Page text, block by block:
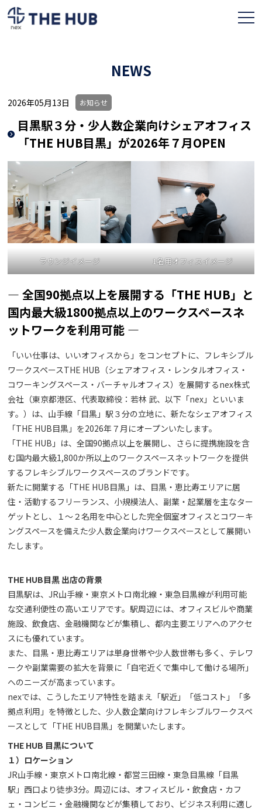
TOPページ
利用プラン
契約フロー
よくある質問
人気のオフィス
NEWS
2026年05月13日 お知らせ
目黒駅３分・少人数企業向けシェアオフィス
「THE HUB目黒」が2026年７月OPEN
ラウンジイメージ 1名用オフィスイメージ
― 全国90拠点以上を展開する「THE HUB」と
国内最大級1800拠点以上のワークスペースネ
ットワークを利用可能 ―
「いい仕事は、いいオフィスから」をコンセプトに、フレキシブル
ワークスペースTHE HUB（シェアオフィス・レンタルオフィス・
コワーキングスペース・バーチャルオフィス）を展開するnex株式
会社（東京都港区、代表取締役：若林 武、以下「nex」といいま
す。）は、山手線「目黒」駅３分の立地に、新たなシェアオフィス
「THE HUB目黒」を2026年７月にオープンいたします。
「THE HUB」は、全国90拠点以上を展開し、さらに提携施設を含
む国内最大級1,800か所以上のワークスペースネットワークを提供
するフレキシブルワークスペースのブランドです。
新たに開業する「THE HUB目黒」は、目黒・恵比寿エリアに居
住・活動するフリーランス、小規模法人、副業・起業層を主なター
ゲットとし、１～２名用を中心とした完全個室オフィスとコワーキ
ングスペースを備えた少人数企業向けワークスペースとして展開い
たします。
THE HUB目黒 出店の背景
目黒駅は、JR山手線・東京メトロ南北線・東急目黒線が利用可能
な交通利便性の高いエリアです。駅周辺には、オフィスビルや商業
施設、飲食店、金融機関などが集積し、都内主要エリアへのアクセ
スにも優れています。
また、目黒・恵比寿エリアは単身世帯や少人数世帯も多く、テレワ
ークや副業需要の拡大を背景に「自宅近くで集中して働ける場所」
へのニーズが高まっています。
nexでは、こうしたエリア特性を踏まえ「駅近」「低コスト」「多
拠点利用」を特徴とした、少人数企業向けフレキシブルワークスペ
ースとして「THE HUB目黒」を開業いたします。
THE HUB 目黒について
１）ロケーション
JR山手線・東京メトロ南北線・都営三田線・東急目黒線「目黒
駅」西口より徒歩3分。周辺には、オフィスビル・飲食店・カフ
ェ・コンビニ・金融機関などが集積しており、ビジネス利用に適し